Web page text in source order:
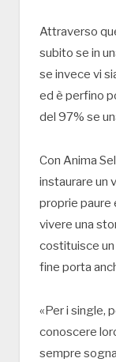
Attraverso
subito se in
se invece vi
ed è perfino
del 97% se
Con Anima
instaurare un
proprie paure
vivere una
costituisce un
fine porta
«Per i single,
conoscere
sempre